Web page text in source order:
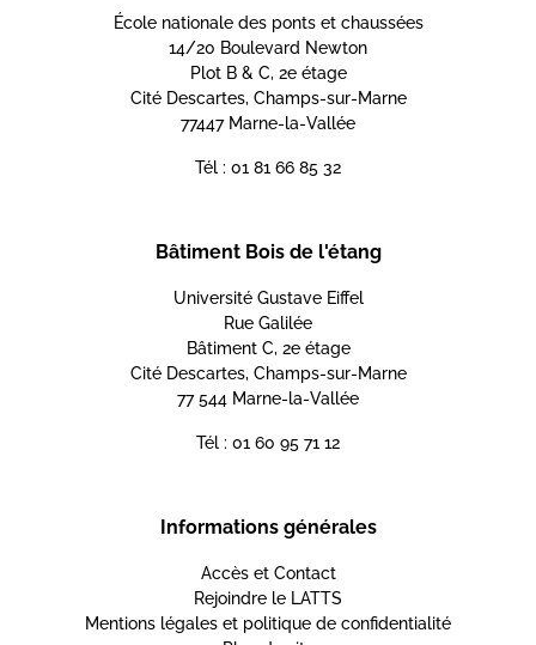
École nationale des ponts et chaussées
14/20 Boulevard Newton
Plot B & C, 2e étage
Cité Descartes, Champs-sur-Marne
77447 Marne-la-Vallée
Tél : 01 81 66 85 32
Bâtiment Bois de l'étang
Université Gustave Eiffel
Rue Galilée
Bâtiment C, 2e étage
Cité Descartes, Champs-sur-Marne
77 544 Marne-la-Vallée
Tél : 01 60 95 71 12
Informations générales
Accès et Contact
Rejoindre le LATTS
Mentions légales et politique de confidentialité